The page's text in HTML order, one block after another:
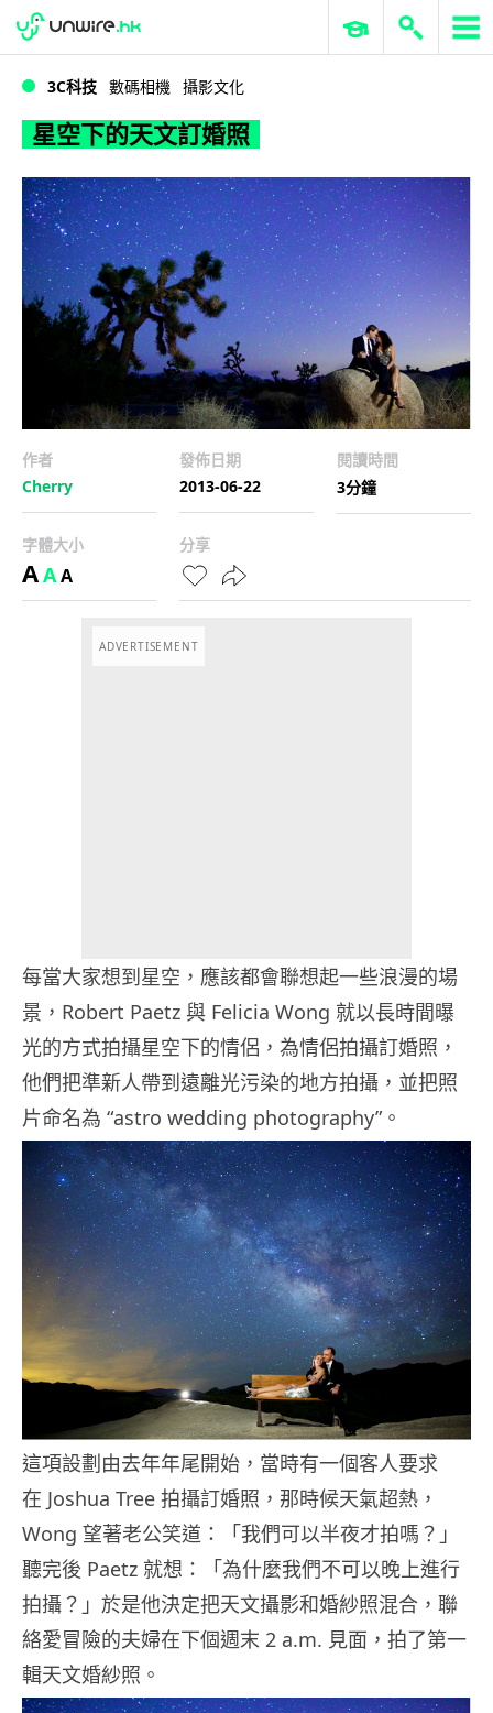
星空下的天文訂婚照
WWDC 2026 ERP 與商業 AI
3C科技 數碼相機 攝影文化
星空下的天文訂婚照
作者
Cherry
發佈日期
2013-06-22
閱讀時間
3分鐘
字體大小
AAA
分享
ADVERTISEMENT
每當大家想到星空，應該都會聯想起一些浪漫的場
景，Robert Paetz 與 Felicia Wong 就以長時間曝
光的方式拍攝星空下的情侶，為情侶拍攝訂婚照，
他們把準新人帶到遠離光污染的地方拍攝，並把照
片命名為 “astro wedding photography”。
這項設劃由去年年尾開始，當時有一個客人要求
在 Joshua Tree 拍攝訂婚照，那時候天氣超熱，
Wong 望著老公笑道：「我們可以半夜才拍嗎？」
聽完後 Paetz 就想：「為什麼我們不可以晚上進行
拍攝？」於是他決定把天文攝影和婚紗照混合，聯
絡愛冒險的夫婦在下個週末 2 a.m. 見面，拍了第一
輯天文婚紗照。